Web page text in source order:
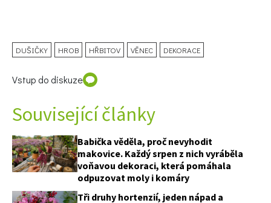
DUŠIČKY HROB HŘBITOV VĚNEC DEKORACE
Vstup do diskuze
Související články
Babička věděla, proč nevyhodit
makovice. Každý srpen z nich vyráběla
voňavou dekoraci, která pomáhala
odpuzovat moly i komáry
Tři druhy hortenzií, jeden nápad a